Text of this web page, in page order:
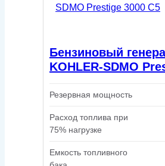
Бензиновый
KOHLER-SDMO
Резервная мощность
Расход топлива при
75% нагрузке
Емкость топливного